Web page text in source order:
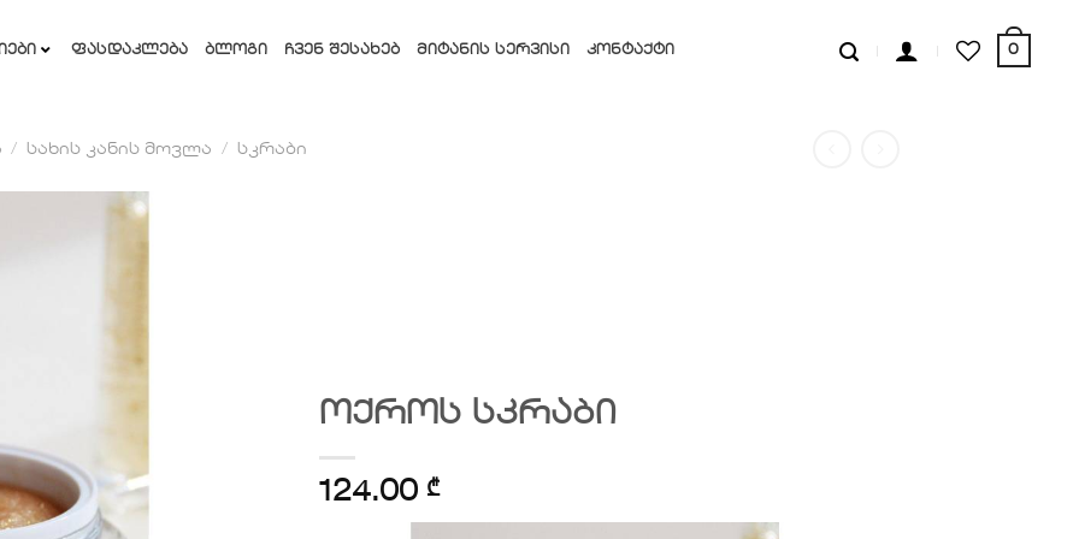
ᲤᲐᲡᲓᲐᲙᲚᲔᲑᲐ ᲑᲚᲝᲒᲘ ᲩᲕᲔᲜ ᲨᲔᲡᲐᲮᲔᲑ ᲛᲘᲢᲐᲜᲘᲡ ᲡᲔᲠᲕᲘᲡᲘ ᲙᲝᲜᲢᲐᲥᲢᲘ 0
/ სახის კანის მოვლა / სკრაბი
ოქროს სკრაბი
124.00 ₾